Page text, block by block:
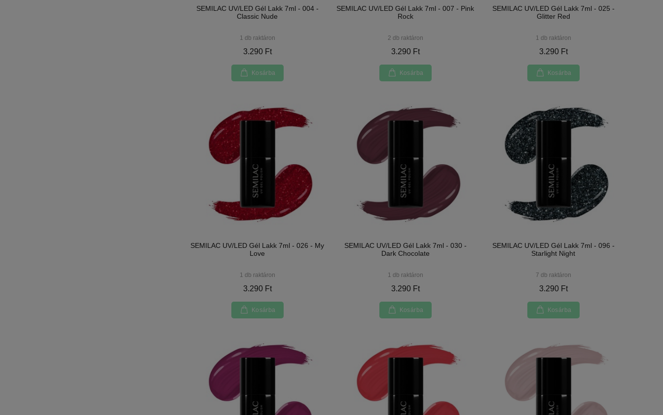
SEMILAC UV/LED Gél Lakk 7ml - 004 -
Classic Nude
1 db raktáron
3.290 Ft
Kosárba
SEMILAC UV/LED Gél Lakk 7ml - 007 - Pink
Rock
2 db raktáron
3.290 Ft
Kosárba
SEMILAC UV/LED Gél Lakk 7ml - 025 -
Glitter Red
1 db raktáron
3.290 Ft
Kosárba
SEMILAC UV/LED Gél Lakk 7ml - 026 - My
Love
1 db raktáron
3.290 Ft
Kosárba
SEMILAC UV/LED Gél Lakk 7ml - 030 -
Dark Chocolate
1 db raktáron
3.290 Ft
Kosárba
SEMILAC UV/LED Gél Lakk 7ml - 096 -
Starlight Night
7 db raktáron
3.290 Ft
Kosárba